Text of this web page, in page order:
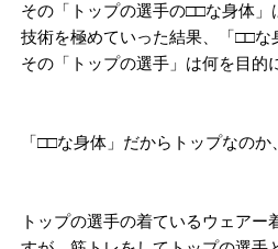
その「トップの選手の□□な身体
技術を極めていった結果、「□□な
その「トップの選手」は何を目的
「□□な身体」だからトップなの
トップの選手の着ているウェア